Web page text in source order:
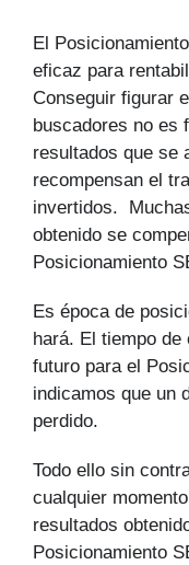
El
eficaz para
Conseguir figurar
buscadores no es
resultados que se
recompensan el
invertidos.
obtenido se
Posicionamiento
Es época de
hará. El tiempo
futuro para el
indicamos que un
perdido.
Todo ello sin
cualquier
resultados
Posicionamiento